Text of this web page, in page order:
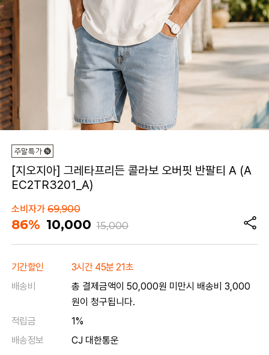
[지오지아] 그레타프리든 콜라보 오버핏 반팔티 A (A
EC2TR3201_A)
소비자가69,900
86% 10,000 15,000
기간할인
3시간 45분 21초
배송비
총 결제금액이 50,000원 미만시 배송비 3,000
원이 청구됩니다.
적립금
1%
배송정보
CJ 대한통운